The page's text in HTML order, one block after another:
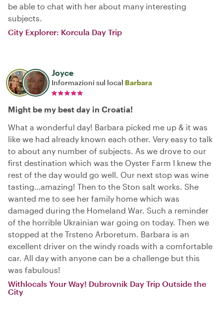
be able to chat with her about many interesting
subjects.
City Explorer: Korcula Day Trip
Joyce
Informazioni sul local Barbara
Might be my best day in Croatia!
What a wonderful day! Barbara picked me up & it was
like we had already known each other. Very easy to talk
to about any number of subjects. As we drove to our
first destination which was the Oyster Farm I knew the
rest of the day would go well. Our next stop was wine
tasting…amazing! Then to the Ston salt works. She
wanted me to see her family home which was
damaged during the Homeland War. Such a reminder
of the horrible Ukrainian war going on today. Then we
stopped at the Trsteno Arboretum. Barbara is an
excellent driver on the windy roads with a comfortable
car. All day with anyone can be a challenge but this
was fabulous!
Withlocals Your Way! Dubrovnik Day Trip Outside the
City